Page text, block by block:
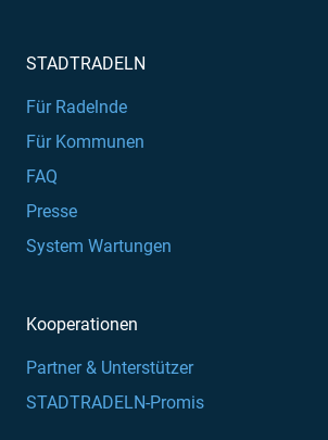
STADTRADELN
Für Radelnde
Für Kommunen
FAQ
Presse
System Wartungen
Kooperationen
Partner & Unterstützer
STADTRADELN-Promis